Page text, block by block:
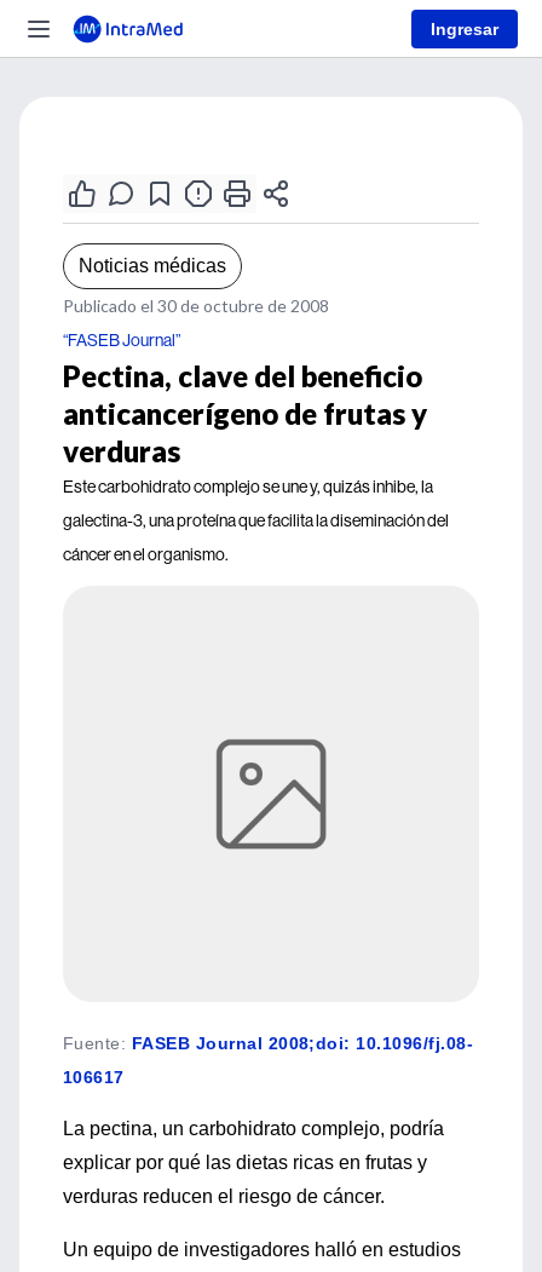
Ingresar
Noticias médicas
Publicado el 30 de octubre de 2008
“FASEB Journal”
Pectina, clave del beneficio
anticancerígeno de frutas y
verduras
Este carbohidrato complejo se une y, quizás inhibe, la
galectina-3, una proteína que facilita la diseminación del
cáncer en el organismo.
Fuente: FASEB Journal 2008;doi: 10.1096/fj.08-
106617
La pectina, un carbohidrato complejo, podría
explicar por qué las dietas ricas en frutas y
verduras reducen el riesgo de cáncer.
Un equipo de investigadores halló en estudios